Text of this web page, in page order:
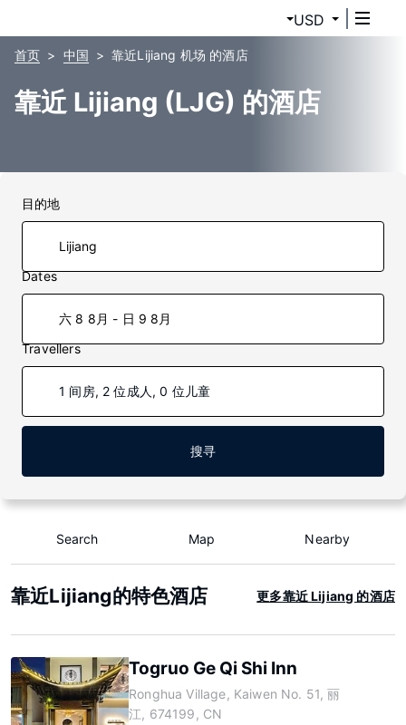
USD
首页 中国 靠近Lijiang 机场 的酒店
靠近 Lijiang (LJG) 的酒店
目的地
Dates
六 8 8月 - 日 9 8月
Travellers
1 间房, 2 位成人, 0 位儿童
搜寻
Search Map Nearby
靠近Lijiang的特色酒店 更多靠近 Lijiang 的酒店
Togruo Ge Qi Shi Inn
Ronghua Village, Kaiwen No. 51, 丽
江, 674199, CN